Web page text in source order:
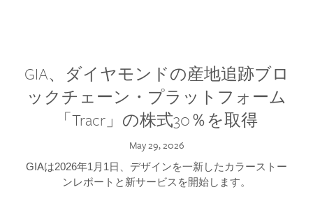
GIA、ダイヤモンドの産地追跡ブロ
ックチェーン・プラットフォーム
「Tracr」の株式30％を取得
May 29, 2026
GIAは2026年1月1日、デザインを一新したカラーストー
ンレポートと新サービスを開始します。